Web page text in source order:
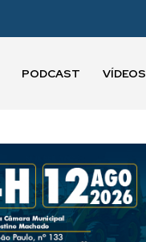
PODCAST VÍDEOS